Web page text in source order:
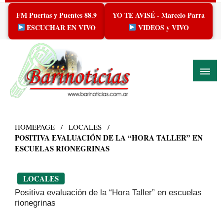
Skip
content
FM Puertas y Puentes 88.9
ESCUCHAR EN VIVO
YO TE AVISÉ - Marcelo Parra
VIDEOS y VIVO
HOMEPAGE LOCALES
POSITIVA EVALUACIÓN DE LA “HORA TALLER” EN
ESCUELAS RIONEGRINAS
LOCALES
Positiva evaluación de la “Hora Taller” en escuelas
rionegrinas